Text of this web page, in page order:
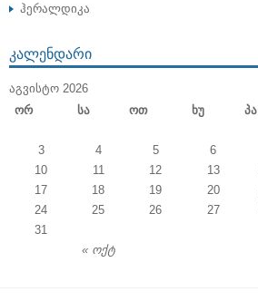
ჰერალდიკა
ᲙᲐᲚᲔᲜᲓᲐᲠᲘ
ᲐᲒᲕᲘᲡᲢᲝ 2026
Ორ
Სა Ოთ Ხუ Პა
« ოქტ
3
4 5 6
10
11 12 13
17
18 19 20
24
25 26 27
31